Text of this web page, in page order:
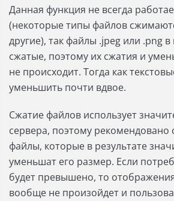
Данная функция не всегда
(некоторые типы файлов
другие), так файлы .jpeg или .png
сжатые, поэтому их сжатия и
не происходит. Тогда как
уменьшить почти вдвое.
Сжатие файлов использует
сервера, поэтому рекомендовано
файлы, которые в результате
уменьшат его размер. Если
будет превышено, то
вообще не произойдет и